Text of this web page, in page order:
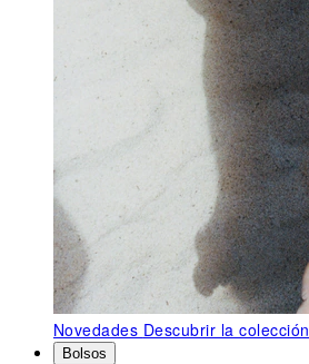
Novedades Descubrir la colección
Bolsos